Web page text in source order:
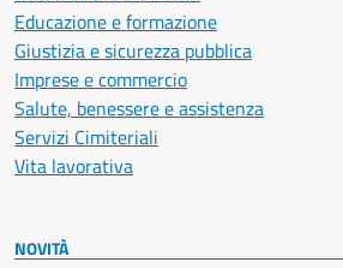
Educazione e formazione
Giustizia e sicurezza pubblica
Imprese e commercio
Salute, benessere e assistenza
Servizi Cimiteriali
Vita lavorativa
NOVITÀ